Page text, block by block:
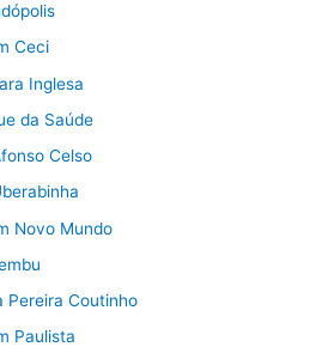
Ceci
Inglesa
da Saúde
Celso
Novo Mundo
Pereira Coutinho
Paulista